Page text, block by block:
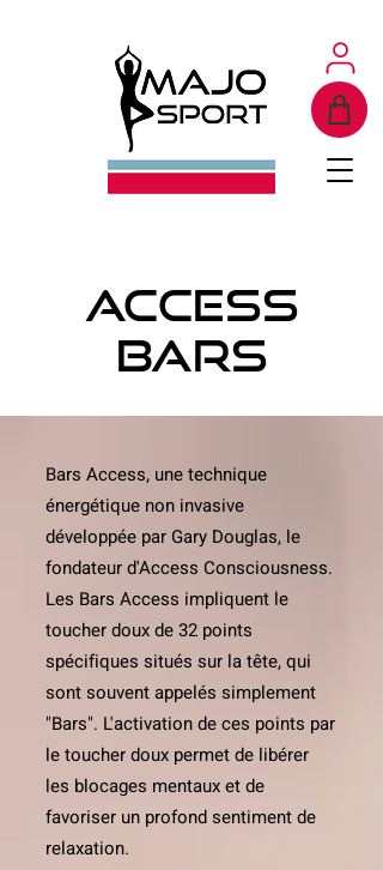
Access
bars
Bars Access, une technique
énergétique non invasive
développée par Gary Douglas, le
fondateur d'Access Consciousness.
Les Bars Access impliquent le
toucher doux de 32 points
spécifiques situés sur la tête, qui
sont souvent appelés simplement
"Bars". L'activation de ces points par
le toucher doux permet de libérer
les blocages mentaux et de
favoriser un profond sentiment de
relaxation.